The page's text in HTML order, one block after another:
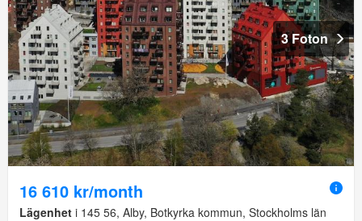
3 Foton
16 610 kr/month
Lägenhet i 145 56, Alby, Botkyrka kommun, Stockholms län